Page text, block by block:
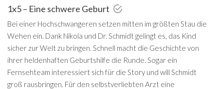
1x5 – Eine schwere Geburt
Bei einer Hochschwangeren setzen mitten im größten Stau die
Wehen ein. Dank Nikola und Dr. Schmidt gelingt es, das Kind
sicher zur Welt zu bringen. Schnell macht die Geschichte von
ihrer heldenhaften Geburtshilfe die Runde. Sogar ein
Fernsehteam interessiert sich für die Story und will Schmidt
groß rausbringen. Für den selbstverliebten Arzt eine